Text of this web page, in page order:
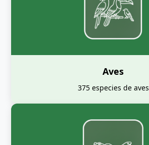
Aves
375 especies de aves